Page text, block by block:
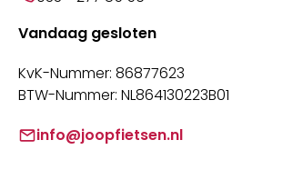
Vandaag gesloten
KvK-Nummer: 86877623
BTW-Nummer: NL864130223B01
info@joopfietsen.nl